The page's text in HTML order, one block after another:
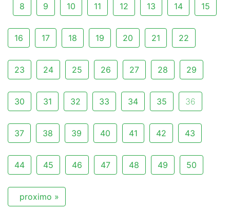
8 9 10 11 12 13 14 15
16 17 18 19 20 21 22
23 24 25 26 27 28 29
30 31 32 33 34 35 36
37 38 39 40 41 42 43
44 45 46 47 48 49 50
proximo »